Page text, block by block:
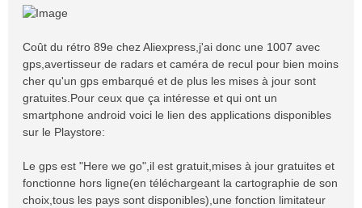
Coût du rétro 89e chez Aliexpress,j'ai donc une 1007 avec
gps,avertisseur de radars et caméra de recul pour bien moins
cher qu'un gps embarqué et de plus les mises à jour sont
gratuites.Pour ceux que ça intéresse et qui ont un
smartphone android voici le lien des applications disponibles
sur le Playstore:
Le gps est "Here we go",il est gratuit,mises à jour gratuites et
fonctionne hors ligne(en téléchargeant la cartographie de son
choix,tous les pays sont disponibles),une fonction limitateur